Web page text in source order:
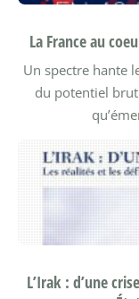
La France au
Un spectre hante
du potentiel
L’Irak : d’une